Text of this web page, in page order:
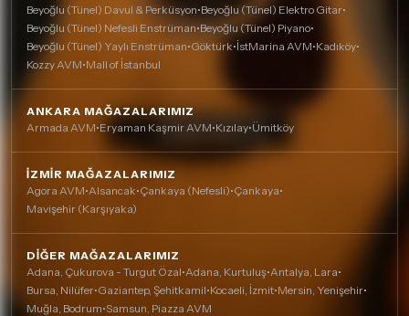
Beyoğlu (Tünel) Davul & Perküsyon•Beyoğlu (Tünel) Elektro Gitar•
Beyoğlu (Tünel) Nefesli Enstrüman•Beyoğlu (Tünel) Piyano•
Beyoğlu (Tünel) Yaylı Enstrüman•Göktürk•İstMarina AVM•Kadıköy•
Kozzy AVM•Mall of İstanbul
ANKARA MAĞAZALARIMIZ
Armada AVM•Eryaman Kaşmir AVM•Kızılay•Ümitköy
İZMIR MAĞAZALARIMIZ
Agora AVM•Alsancak•Çankaya (Nefesli)•Çankaya•
Mavişehir (Karşıyaka)
DIĞER MAĞAZALARIMIZ
Adana, Çukurova - Turgut Özal•Adana, Kurtuluş•Antalya, Lara•
Bursa, Nilüfer•Gaziantep, Şehitkamil•Kocaeli, İzmit•Mersin, Yenişehir•
Muğla, Bodrum•Samsun, Piazza AVM